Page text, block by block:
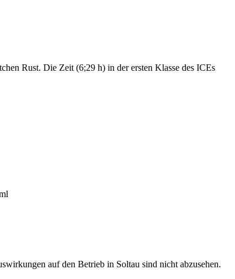
Rust. Die Zeit (6;29 h) in der ersten Klasse des ICEs
auf den Betrieb in Soltau sind nicht abzusehen.